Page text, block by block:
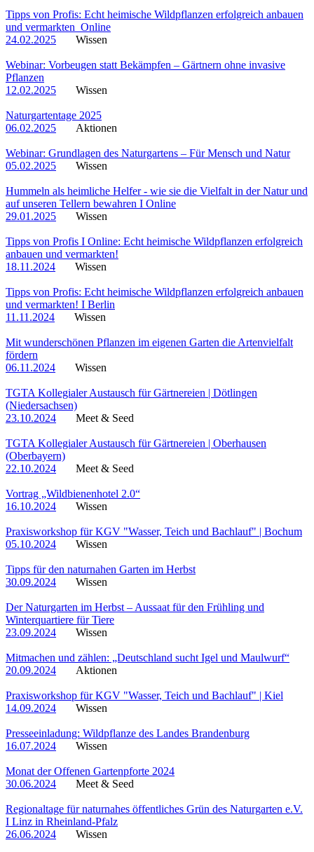
Tipps von Profis: Echt heimische Wildpflanzen erfolgreich anbauen
und vermarkten_Online
24.02.2025
Wissen
Webinar: Vorbeugen statt Bekämpfen – Gärtnern ohne invasive
Pflanzen
12.02.2025
Wissen
Naturgartentage 2025
06.02.2025
Aktionen
Webinar: Grundlagen des Naturgartens – Für Mensch und Natur
05.02.2025
Wissen
Hummeln als heimliche Helfer - wie sie die Vielfalt in der Natur und
auf unseren Tellern bewahren I Online
29.01.2025
Wissen
Tipps von Profis I Online: Echt heimische Wildpflanzen erfolgreich
anbauen und vermarkten!
18.11.2024
Wissen
Tipps von Profis: Echt heimische Wildpflanzen erfolgreich anbauen
und vermarkten! I Berlin
11.11.2024
Wissen
Mit wunderschönen Pflanzen im eigenen Garten die Artenvielfalt
fördern
06.11.2024
Wissen
TGTA Kollegialer Austausch für Gärtnereien | Dötlingen
(Niedersachsen)
23.10.2024
Meet & Seed
TGTA Kollegialer Austausch für Gärtnereien | Oberhausen
(Oberbayern)
22.10.2024
Meet & Seed
Vortrag „Wildbienenhotel 2.0“
16.10.2024
Wissen
Praxisworkshop für KGV "Wasser, Teich und Bachlauf" | Bochum
05.10.2024
Wissen
Tipps für den naturnahen Garten im Herbst
30.09.2024
Wissen
Der Naturgarten im Herbst – Aussaat für den Frühling und
Winterquartiere für Tiere
23.09.2024
Wissen
Mitmachen und zählen: „Deutschland sucht Igel und Maulwurf“
20.09.2024
Aktionen
Praxisworkshop für KGV "Wasser, Teich und Bachlauf" | Kiel
14.09.2024
Wissen
Presseeinladung: Wildpflanze des Landes Brandenburg
16.07.2024
Wissen
Monat der Offenen Gartenpforte 2024
30.06.2024
Meet & Seed
Regionaltage für naturnahes öffentliches Grün des Naturgarten e.V.
I Linz in Rheinland-Pfalz
26.06.2024
Wissen